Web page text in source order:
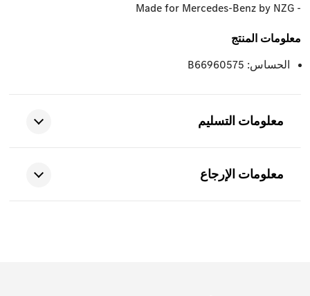
- Made for Mercedes-Benz by NZG
معلومات المنتج
الحساس: B66960575
معلومات التسليم
معلومات الإرجاع